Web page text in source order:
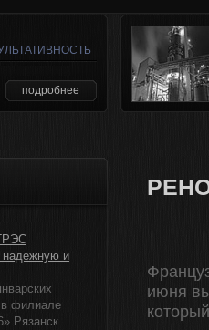
подробнее
надежную и
в филиале
Рязанск ...
июня